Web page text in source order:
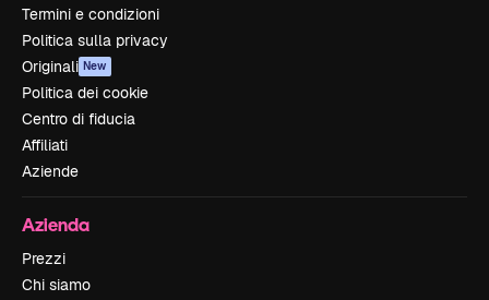
Termini e condizioni
Politica sulla privacy
Originali New
Politica dei cookie
Centro di fiducia
Affiliati
Aziende
Azienda
Prezzi
Chi siamo